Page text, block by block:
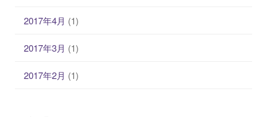
2017年4月 (1)
2017年3月 (1)
2017年2月 (1)